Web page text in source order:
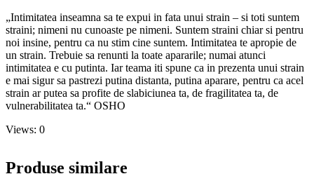
„Intimitatea inseamna sa te expui in fata unui strain – si toti suntem
straini; nimeni nu cunoaste pe nimeni. Suntem straini chiar si pentru
noi insine, pentru ca nu stim cine suntem. Intimitatea te apropie de
un strain. Trebuie sa renunti la toate apararile; numai atunci
intimitatea e cu putinta. Iar teama iti spune ca in prezenta unui strain
e mai sigur sa pastrezi putina distanta, putina aparare, pentru ca acel
strain ar putea sa profite de slabiciunea ta, de fragilitatea ta, de
vulnerabilitatea ta.“ OSHO
Views: 0
Produse similare